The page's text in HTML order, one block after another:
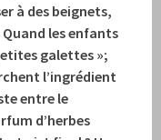
à des beignets,
les enfants
galettes »;
l’ingrédient
entre le
d’herbes